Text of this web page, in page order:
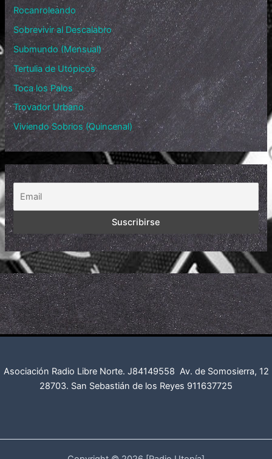
Rocanroleando
Sobrevivir al Descalabro
Submundo (Mensual)
Tertulia de Utópicos
Toca los Palos
Trovador Urbano
Viviendo Sobrios (Quincenal)
Asociación Radio Libre Norte. J84149558 Av. de Somosierra, 12
28703. San Sebastián de los Reyes 911637725